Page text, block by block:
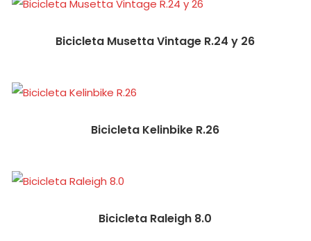
Bicicleta Musetta Vintage R.24 y 26
Bicicleta Kelinbike R.26
Bicicleta Raleigh 8.0